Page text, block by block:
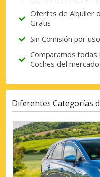
Ofertas de Alquiler
Gratis
Sin Comisión por
Comparamos todas
Coches del mercado
Diferentes Categorías